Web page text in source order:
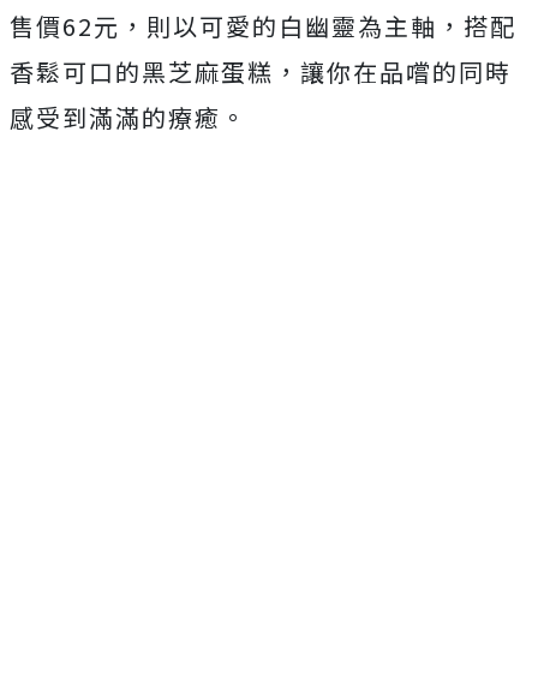
售價62元，則以可愛的白幽靈為主軸，搭配
香鬆可口的黑芝麻蛋糕，讓你在品嚐的同時
感受到滿滿的療癒。